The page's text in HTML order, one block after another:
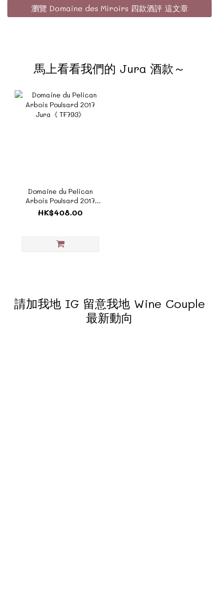
瀏覽 Domaine des Miroirs 四款酒評 這文章
馬上看看我們的 Jura 酒款～
Domaine du Pelican
Arbois Poulsard 2017
Jura《 TF793》
HK$408.00
請加我地 IG 留意我地 Wine Couple
最新動向